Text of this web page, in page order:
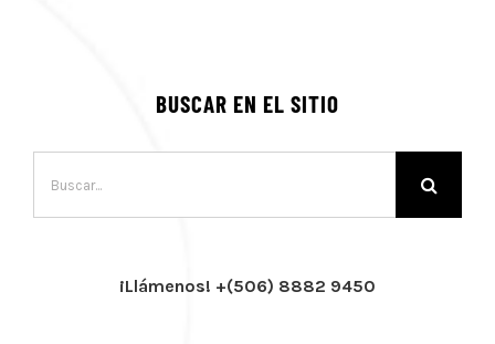
BUSCAR EN EL SITIO
¡Llámenos! +(506) 8882 9450